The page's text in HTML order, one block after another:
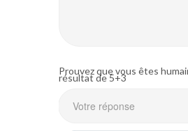
Prouvez que vous êtes
résultat de 5+3